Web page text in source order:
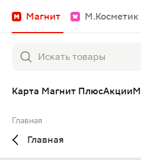
Магнит М.Косметик
Карта Магнит ПлюсАкции
Главная
Главная